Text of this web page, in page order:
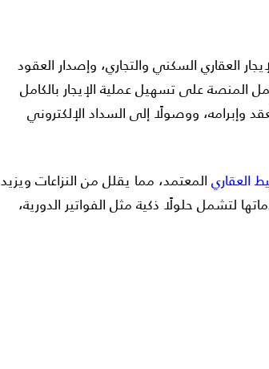
العقاري السكني والتجاري، وإصدار العقود
المنصة على تسهيل عملية الإيجار بالكامل
وإبرامه، ووصولًا إلى السداد الإلكتروني
العقاري المعتمد، مما يقلل من النزاعات ويزيد
لتشمل حلولًا ذكية مثل الفواتير الدورية،